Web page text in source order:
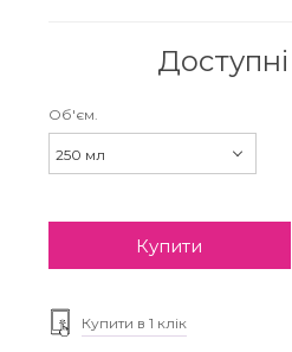
Об'єм.
250 мл
Купити
Купити в 1 клік